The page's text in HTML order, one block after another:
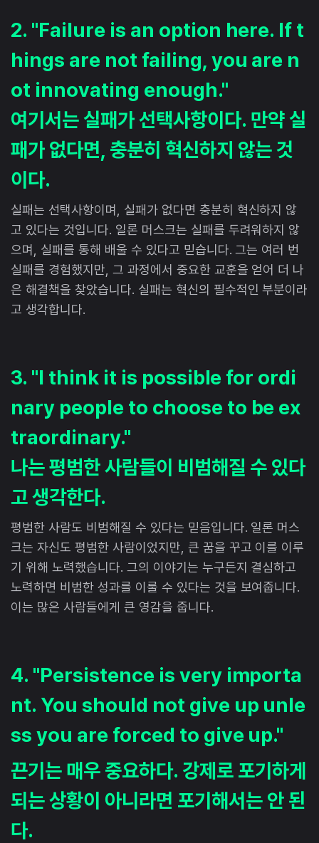
2. "Failure is an option here. If t
hings are not failing, you are n
ot innovating enough."
여기서는 실패가 선택사항이다. 만약 실
패가 없다면, 충분히 혁신하지 않는 것
이다.
실패는 선택사항이며, 실패가 없다면 충분히 혁신하지 않
고 있다는 것입니다. 일론 머스크는 실패를 두려워하지 않
으며, 실패를 통해 배울 수 있다고 믿습니다. 그는 여러 번
실패를 경험했지만, 그 과정에서 중요한 교훈을 얻어 더 나
은 해결책을 찾았습니다. 실패는 혁신의 필수적인 부분이라
고 생각합니다.
3. "I think it is possible for ordi
nary people to choose to be ex
traordinary."
나는 평범한 사람들이 비범해질 수 있다
고 생각한다.
평범한 사람도 비범해질 수 있다는 믿음입니다. 일론 머스
크는 자신도 평범한 사람이었지만, 큰 꿈을 꾸고 이를 이루
기 위해 노력했습니다. 그의 이야기는 누구든지 결심하고
노력하면 비범한 성과를 이룰 수 있다는 것을 보여줍니다.
이는 많은 사람들에게 큰 영감을 줍니다.
4. "Persistence is very importa
nt. You should not give up unle
ss you are forced to give up."
끈기는 매우 중요하다. 강제로 포기하게
되는 상황이 아니라면 포기해서는 안 된
다.